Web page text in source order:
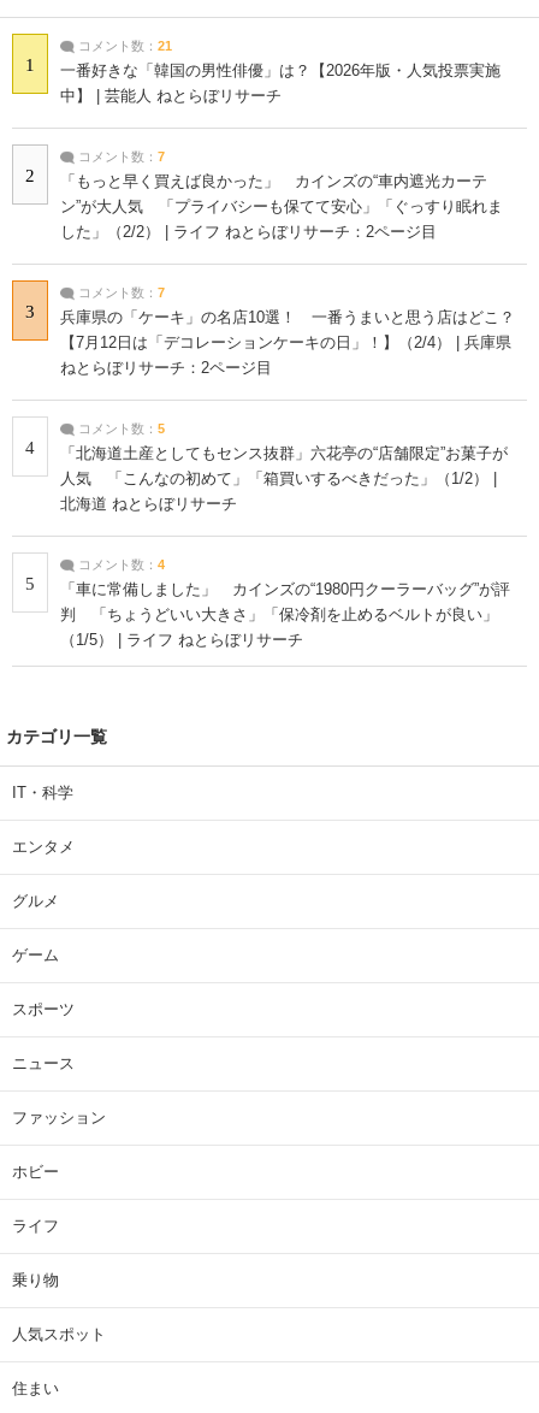
1
コメント数： 21
一番好きな「韓国の男性俳優」は？【2026年版・人気投票実施
中】 | 芸能人 ねとらぼリサーチ
2
コメント数： 7
「もっと早く買えば良かった」 カインズの“車内遮光カーテ
ン”が大人気 「プライバシーも保てて安心」「ぐっすり眠れま
した」（2/2） | ライフ ねとらぼリサーチ：2ページ目
3
コメント数： 7
兵庫県の「ケーキ」の名店10選！ 一番うまいと思う店はどこ？
【7月12日は「デコレーションケーキの日」！】（2/4） | 兵庫県
ねとらぼリサーチ：2ページ目
4
コメント数： 5
「北海道土産としてもセンス抜群」六花亭の“店舗限定”お菓子が
人気 「こんなの初めて」「箱買いするべきだった」（1/2） |
北海道 ねとらぼリサーチ
5
コメント数： 4
「車に常備しました」 カインズの“1980円クーラーバッグ”が評
判 「ちょうどいい大きさ」「保冷剤を止めるベルトが良い」
（1/5） | ライフ ねとらぼリサーチ
カテゴリ一覧
IT・科学
エンタメ
グルメ
ゲーム
スポーツ
ニュース
ファッション
ホビー
ライフ
乗り物
人気スポット
住まい